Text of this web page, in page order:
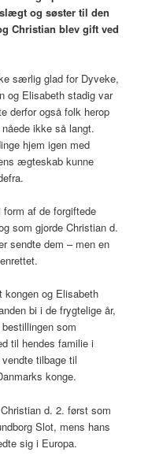
og søster til den
Christian blev gift ved
særlig glad for Dyveke,
og Elisabeth stadig var
derfor også folk herop
ikke så langt.
hjem igen med
ægteskab kunne
af de forgiftede
som gjorde Christian d.
sendte dem – men en
kongen og Elisabeth
bi i de frygtelige år,
som
til hendes familie i
tilbage til
konge.
d. 2. først som
Slot, mens hans
sig i Europa.